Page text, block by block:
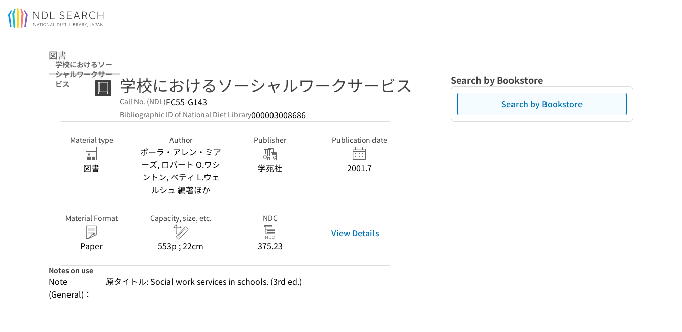
Jump to main content
図書
学校におけるソー
シャルワークサー
ビス
学校におけるソーシャルワークサービス
Call No. (NDL)FC55-G143
Bibliographic ID of National Diet Library000003008686
Material type
図書
Author
ポーラ・アレン・ミア
ーズ, ロバート O.ワシ
ントン, ベティ L.ウェ
ルシュ 編著ほか
Publisher
学苑社
Publication date
2001.7
Material Format
Paper
Capacity, size, etc.
553p ; 22cm
NDC
375.23
View Details
Notes on use
Note
(General)：
原タイトル: Social work services in schools. (3rd ed.)
Search by Bookstore
Search by Bookstore